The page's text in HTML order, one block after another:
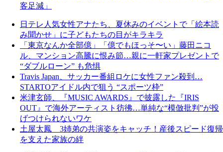
客足減」
日テレ人気女性アナたち、夏休みのイベントで「絵本読
み聞かせ」に子どもたちの目がキラキラ
「東京なんか全部億」「億でもほっそ〜い」藤田ニコ
ル、マンション高騰に恨み節…親に一軒家プレゼントで
“ダブルローン” も危惧
Travis Japan、サッカー番組ロケに女性ファン殺到…
STARTOアイドル内で狙う “スポーツ枠”
米津玄師、『MUSIC AWARDS』で披露した『IRIS
OUT』で海外アーティスト彷彿…単純な“模倣批判”が投
げつけられないワケ
土屋太鳳 3姉弟の共演姿をキャッチ！産後スピード復帰
を支えた家族の絆